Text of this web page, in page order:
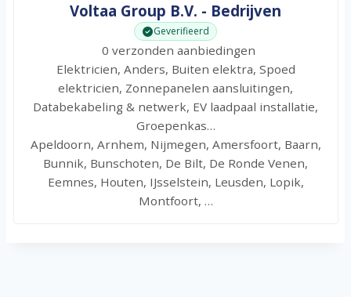
Voltaa Group B.V. - Bedrijven
Geverifieerd
0 verzonden aanbiedingen
Elektricien, Anders, Buiten elektra, Spoed
elektricien, Zonnepanelen aansluitingen,
Databekabeling & netwerk, EV laadpaal installatie,
Groepenkas…
Apeldoorn, Arnhem, Nijmegen, Amersfoort, Baarn,
Bunnik, Bunschoten, De Bilt, De Ronde Venen,
Eemnes, Houten, IJsselstein, Leusden, Lopik,
Montfoort, …